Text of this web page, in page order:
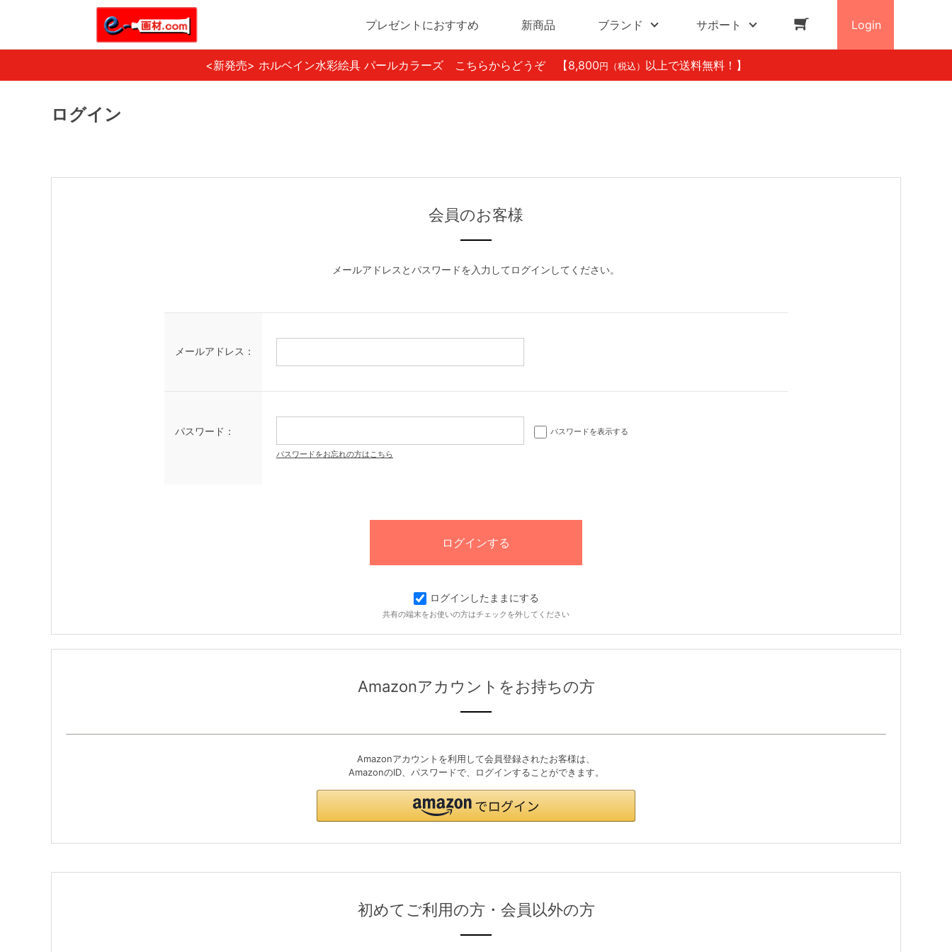
プレゼントにおすすめ 新商品 ブランド サポート Login
<新発売> ホルベイン水彩絵具 パールカラーズ こちらからどうぞ 【8,800 円（税込） 以上で送料無料！】
ログイン
会員のお客様
メールアドレスとパスワードを入力してログインしてください。
メールアドレス：
パスワード： パスワードを表示する
パスワードをお忘れの方はこちら
ログインしたままにする
共有の端末をお使いの方はチェックを外してください
Amazonアカウントをお持ちの方
Amazonアカウントを利用して会員登録されたお客様は、
AmazonのID、パスワードで、ログインすることができます。
初めてご利用の方・会員以外の方